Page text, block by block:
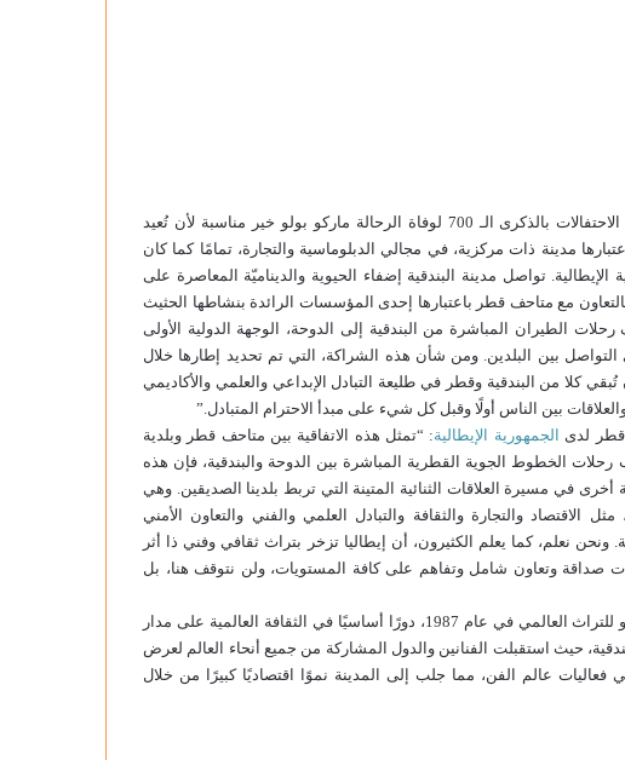
وقال السيد لويجي بروجنارو، عمدة مدينة البندقية: “تُمثِل الاحتفالات بالذكرى الـ 700 لوفاة الرحالة ماركو بولو خير مناسبة لأن تُعيد
مدينة ذات مركزية، في مجالي الدبلوماسية والتجارة، تمامًا كما كان
تواصل مدينة البندقية إضفاء الحيوية والديناميّة المعاصرة على
مع متاحف قطر باعتبارها إحدى المؤسسات الرائدة بنشاطها الحثيث
الطيران المباشرة من البندقية إلى الدوحة، الوجهة الدولية الأولى
التواصل بين البلدين. ومن شأن هذه الشراكة، التي تم تحديد إطارها خلال
كلا من البندقية وقطر في طليعة التبادل الإبداعي والعلمي والأكاديمي
بين الناس أولًا وقبل كل شيء على مبدأ الاحترام المتبادل.”
قطر لدى الجمهورية الإيطالية: “تمثل هذه الاتفاقية بين متاحف قطر وبلدية
رحلات الخطوط الجوية القطرية المباشرة بين الدوحة والبندقية، فإن هذه
أخرى في مسيرة العلاقات الثنائية المتينة التي تربط بلدينا الصديقين. وهي
الاقتصاد والتجارة والثقافة والتبادل العلمي والفني والتعاون الأمني
ونحن نعلم، كما يعلم الكثيرون، أن إيطاليا تزخر بتراث ثقافي وفني ذا أثر
صداقة وتعاون شامل وتفاهم على كافة المستويات، ولن نتوقف هنا، بل
وقد جسّدت البندقية، التي تم إدراجها ضمن قائمة اليونسكو للتراث العالمي في عام 1987، دورًا أساسيًا في الثقافة العالمية على مدار
المدينة،منذ عام 1895، بينالي البندقية، حيث استقبلت الفنانين والدول المشاركة من جميع أنحاء العالم لعرض
عالم الفن، مما جلب إلى المدينة نموًا اقتصاديًا كبيرًا من خلال